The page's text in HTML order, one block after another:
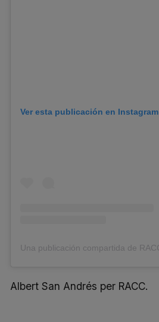
Ver esta publicación en Instagram
Albert San Andrés per RACC.